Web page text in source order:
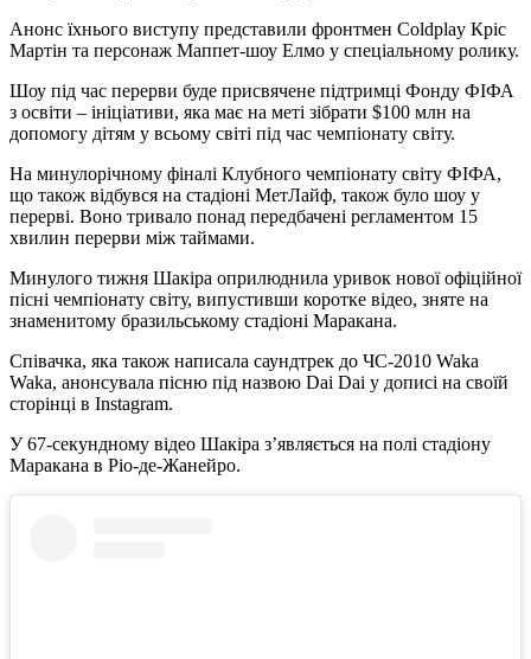
Анонс їхнього виступу представили фронтмен Coldplay Кріс
Мартін та персонаж Маппет-шоу Елмо у спеціальному ролику.
Шоу під час перерви буде присвячене підтримці Фонду ФІФА
з освіти – ініціативи, яка має на меті зібрати $100 млн на
допомогу дітям у всьому світі під час чемпіонату світу.
На минулорічному фіналі Клубного чемпіонату світу ФІФА,
що також відбувся на стадіоні МетЛайф, також було шоу у
перерві. Воно тривало понад передбачені регламентом 15
хвилин перерви між таймами.
Минулого тижня Шакіра оприлюднила уривок нової офіційної
пісні чемпіонату світу, випустивши коротке відео, зняте на
знаменитому бразильському стадіоні Маракана.
Співачка, яка також написала саундтрек до ЧС-2010 Waka
Waka, анонсувала пісню під назвою Dai Dai у дописі на своїй
сторінці в Instagram.
У 67-секундному відео Шакіра з’являється на полі стадіону
Маракана в Ріо-де-Жанейро.